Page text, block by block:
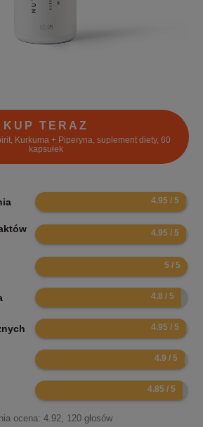
KUP TERAZ
Kurkuma + Piperyna, suplement diety, 60
kapsułek
9.9
9.9
10
9.6
9.9
9.8
9.7
ocena: 4.92, 120głosów